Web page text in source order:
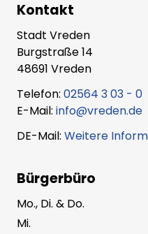
Kontakt
Stadt Vreden
Burgstraße 14
48691 Vreden
Telefon: 02564 3 03 - 0
E-Mail: info@vreden.de
DE-Mail: Weitere
Bürgerbüro
Mo., Di. & Do.
Mi.